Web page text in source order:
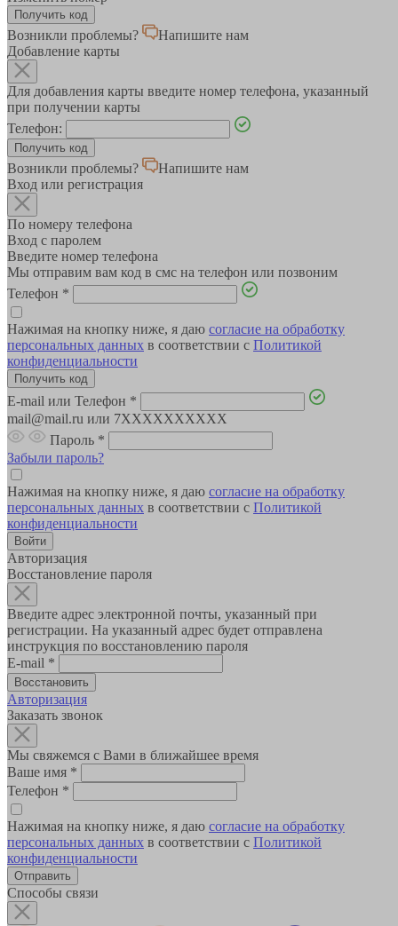
Возникли проблемы?
Напишите нам
Добавление карты
Для добавления карты введите номер телефона, указанный
при получении карты
Телефон:
Возникли проблемы?
Напишите нам
Вход или регистрация
По номеру телефона
Вход с паролем
Введите номер телефона
Мы отправим вам код в смс на телефон или позвоним
Телефон *
Нажимая на кнопку ниже, я даю согласие на обработку
персональных данных в соответствии с Политикой
конфиденциальности
E-mail или Телефон *
mail@mail.ru или 7XXXXXXXXXX
Пароль *
Забыли пароль?
Нажимая на кнопку ниже, я даю согласие на обработку
персональных данных в соответствии с Политикой
конфиденциальности
Авторизация
Восстановление пароля
Введите адрес электронной почты, указанный при
регистрации. На указанный адрес будет отправлена
инструкция по восстановлению пароля
E-mail *
Авторизация
Заказать звонок
Мы свяжемся с Вами в ближайшее время
Ваше имя *
Телефон *
Нажимая на кнопку ниже, я даю согласие на обработку
персональных данных в соответствии с Политикой
конфиденциальности
Способы связи